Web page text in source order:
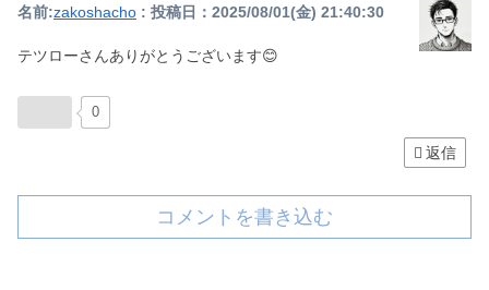
名前:zakoshacho : 投稿日：2025/08/01(金) 21:40:30
テツローさんありがとうございます😊
0
返信
コメントを書き込む